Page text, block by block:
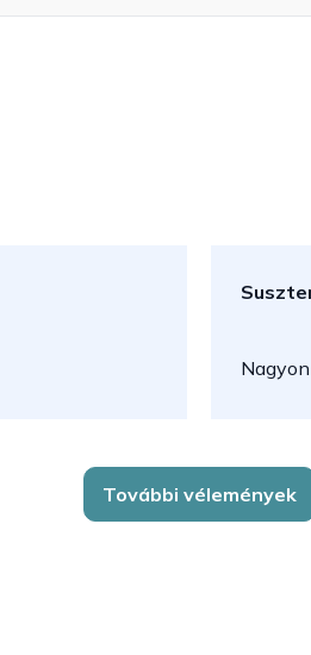
Az
További vélemények